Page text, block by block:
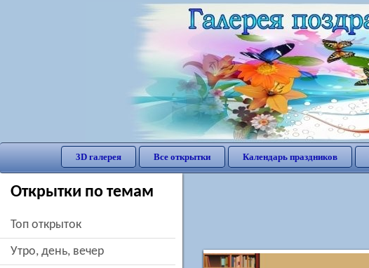
3D галерея Все открытки Календарь праздников
Открытки по темам
Топ открыток
утро, день, вечер